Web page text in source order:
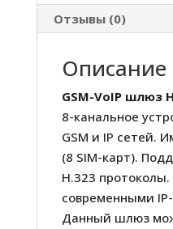
Отзывы (0)
Описание
GSM-VoIP шлюз
8-канальное
GSM и IP сетей.
(8 SIM-карт).
H.323
современными
Данный шлюз